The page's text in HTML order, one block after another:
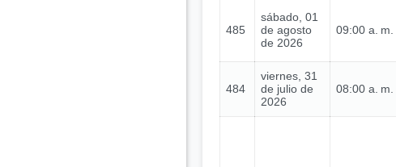
485
sábado, 01
de agosto
de 2026
09:00 a. m.
484
viernes, 31
de julio de
2026
08:00 a. m.